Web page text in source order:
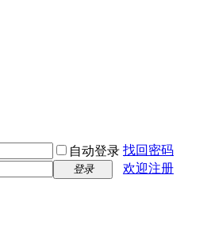
自动登录 找回密码
登录 欢迎注册